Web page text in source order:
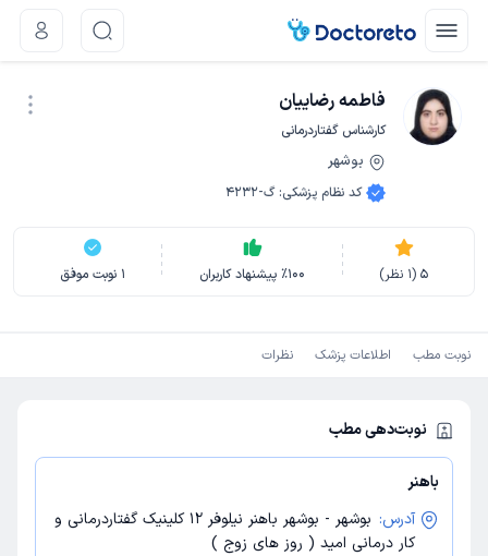
فاطمه رضاییان
کارشناس گفتاردرمانی
بوشهر
کد نظام پزشکی:گ-4232
5
(
1 نظر) ٪100 پیشنهاد کاربران 1 نوبت موفق
نوبت مطب اطلاعات پزشک نظرات
نوبت‌دهی مطب
باهنر
آدرس:
بوشهر - بوشهر باهنر نیلوفر 12 کلینیک گفتاردرمانی و
کار درمانی امید ( روز های زوج )